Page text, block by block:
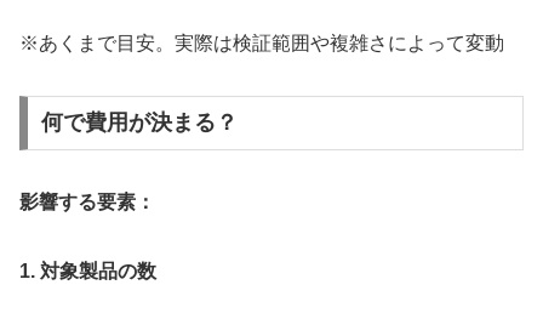
※あくまで目安。実際は検証範囲や複雑さによって変動
何で費用が決まる？
影響する要素：
1. 対象製品の数